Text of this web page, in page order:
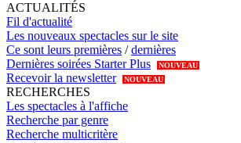
ACTUALITÉS
Fil d'actualité
Les nouveaux spectacles sur le site
Ce sont leurs premières /dernières
Dernières soirées Starter Plus
NOUVEAU
Recevoir la newsletter NOUVEAU
RECHERCHES
Les spectacles à l'affiche
Recherche par genre
Recherche multicritère